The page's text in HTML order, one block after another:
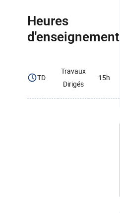
Heures
d'enseignement
TD
Travaux
Dirigés
15h